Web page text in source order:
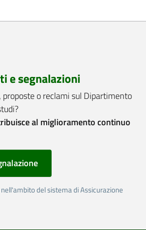
e segnalazioni
proposte o reclami sul Dipartimento
al miglioramento continuo
del sistema di Assicurazione